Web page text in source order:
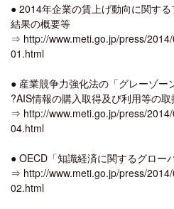
● 2014年企業の賃上げ動向に関す
結果の概要等
⇒ http://www.meti.go.jp/press/
01.html
● 産業競争力強化法の「グレーゾー
?AIS情報の購入取得及び利用等の
⇒ http://www.meti.go.jp/press/
04.html
● OECD「知識経済に関するグロー
⇒ http://www.meti.go.jp/press/
02.html